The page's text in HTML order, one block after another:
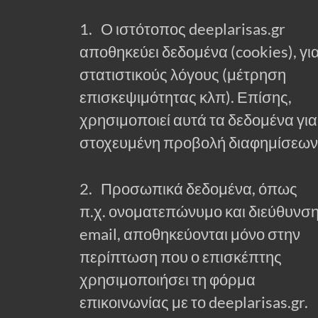
1. Ο ιστότοπος deeplarisas.gr
αποθηκεύει δεδομένα (cookies),
στατιστικούς λόγους (μέτρηση
επισκεψιμότητας κλπ). Επίσης,
χρησιμοποιεί αυτά τα δεδομένα για
στοχευμένη προβολή
2. Προσωπικά δεδομένα, όπως
π.χ. ονοματεπώνυμο και διεύθυνση
email, αποθηκεύονται μόνο στην
περίπτωση που ο επισκέπτης
χρησιμοποιήσει τη φόρμα
επικοινωνίας με το deeplarisas.gr.